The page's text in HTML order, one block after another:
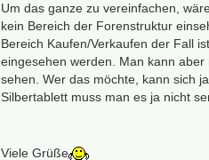
Um das ganze zu vereinfachen,
kein Bereich der Forenstruktur
Bereich Kaufen/Verkaufen der Fall
eingesehen werden. Man kann
sehen. Wer das möchte, kann sich
Silbertablett muss man es ja nicht
Viele Grüße